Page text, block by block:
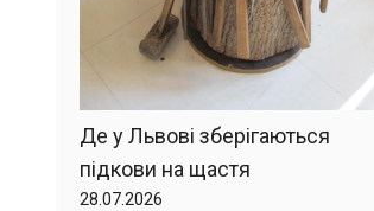
Де у Львові зберігаються
підкови на щастя
28.07.2026